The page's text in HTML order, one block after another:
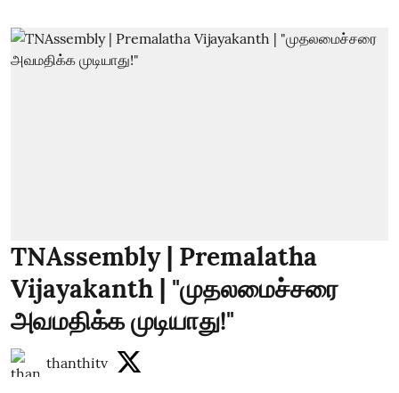
TNAssembly | Premalatha
Vijayakanth | "முதலமைச்சரை
அவமதிக்க முடியாது!"
thanthitv